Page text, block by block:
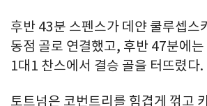
후반 43분 스펜스가 데얀 쿨루셉스
동점 골로 연결했고, 후반 47분에
1대1 찬스에서 결승 골을 터뜨렸다.
토트넘은 코번트리를 힘겹게 꺾고